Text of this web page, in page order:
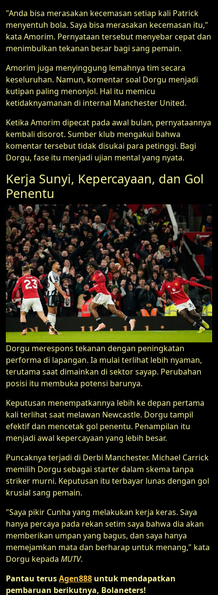
"Anda bisa merasakan kecemasan setiap kali Patrick
menyentuh bola. Saya bisa merasakan kecemasan itu,"
kata Amorim. Pernyataan tersebut menyebar cepat dan
menimbulkan tekanan besar bagi sang pemain.
Amorim juga menyinggung lemahnya tim secara
keseluruhan. Namun, komentar soal Dorgu menjadi
kutipan paling menonjol. Hal itu memicu
ketidaknyamanan di internal Manchester United.
Ketika Amorim dipecat pada awal bulan, pernyataannya
kembali disorot. Sumber klub mengakui bahwa
komentar tersebut tidak disukai para petinggi. Bagi
Dorgu, fase itu menjadi ujian mental yang nyata.
Kerja Sunyi, Kepercayaan, dan Gol
Penentu
Dorgu merespons tekanan dengan peningkatan
performa di lapangan. Ia mulai terlihat lebih nyaman,
terutama saat dimainkan di sektor sayap. Perubahan
posisi itu membuka potensi barunya.
Keputusan menempatkannya lebih ke depan pertama
kali terlihat saat melawan Newcastle. Dorgu tampil
efektif dan mencetak gol penentu. Penampilan itu
menjadi awal kepercayaan yang lebih besar.
Puncaknya terjadi di Derbi Manchester. Michael Carrick
memilih Dorgu sebagai starter dalam skema tanpa
striker murni. Keputusan itu terbayar lunas dengan gol
krusial sang pemain.
"Saya pikir Cunha yang melakukan kerja keras. Saya
hanya percaya pada rekan setim saya bahwa dia akan
memberikan umpan yang bagus, dan saya hanya
memejamkan mata dan berharap untuk menang," kata
Dorgu kepada MUTV.
Pantau terusAgen888 untuk mendapatkan
pembaruan berikutnya, Bolaneters!